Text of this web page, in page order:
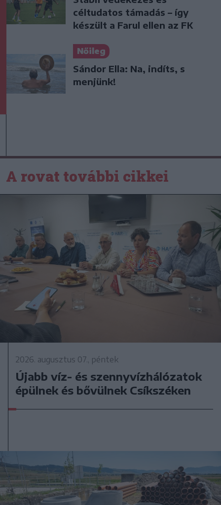
céltudatos támadás – így
készült a Farul ellen az FK
Nőileg
Sándor Ella: Na, indíts, s
menjünk!
A rovat további cikkei
2026. augusztus 07., péntek
Újabb víz- és szennyvízhálózatok
épülnek és bővülnek Csíkszéken